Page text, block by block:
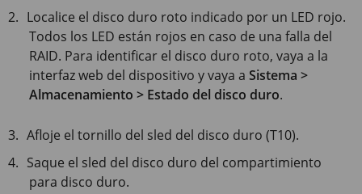
Localice el disco duro roto indicado por un LED rojo.
Todos los LED están rojos en caso de una falla del
RAID. Para identificar el disco duro roto, vaya a la
interfaz web del dispositivo y vaya a Sistema >
Almacenamiento > Estado del disco duro.
Afloje el tornillo del sled del disco duro (T10).
Saque el sled del disco duro del compartimiento
para disco duro.